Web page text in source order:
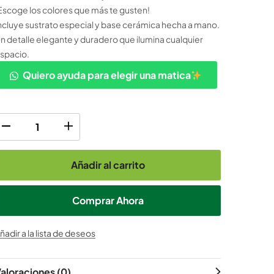
los colores que más te gusten!
sustrato especial y base cerámica hecha a mano.
detalle elegante y duradero que ilumina cualquier
Quiero ayuda para elegir una matica
Añadir al carrito
Comprar Ahora
a la lista de deseos